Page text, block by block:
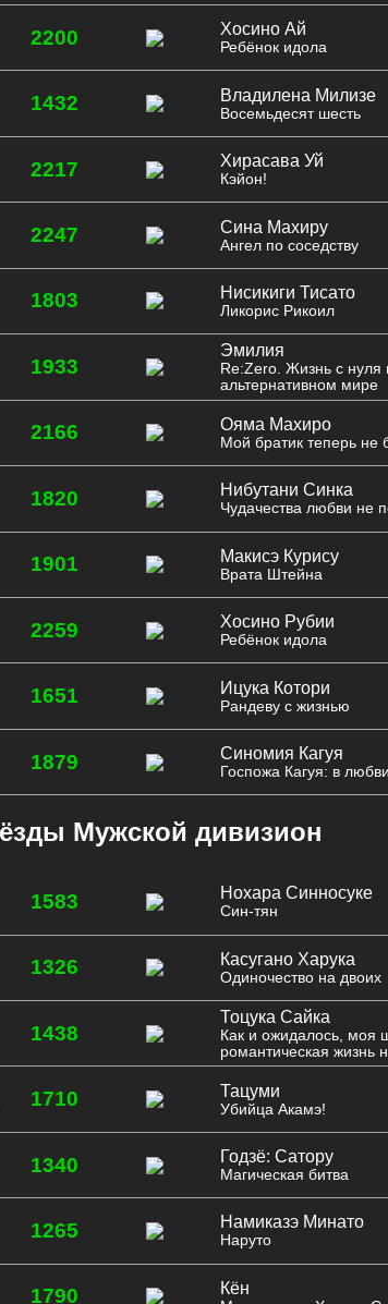
2200 Хосино Ай
Ребёнок идола
1432 Владилена Милизе
Восемьдесят шесть
2217 Хирасава Уй
Кэйон!
2247 Сина Махиру
Ангел по соседству
1803 Нисикиги Тисато
Ликорис Рикоил
1933
Эмилия
Re:Zero. Жизнь с нуля
альтернативном мире
2166 Ояма Махиро
Мой братик теперь не
1820 Нибутани Синка
Чудачества любви не
1901 Макисэ Курису
Врата Штейна
2259 Хосино Рубии
Ребёнок идола
1651 Ицука Котори
Рандеву с жизнью
1879 Синомия Кагуя
Госпожа Кагуя: в
Мужской дивизион
1583 Нохара Синносуке
Син-тян
1326 Касугано Харука
Одиночество на двоих
1438
Тоцука Сайка
Как и ожидалось, моя
романтическая жизнь
1710 Тацуми
Убийца Акамэ!
1340 Годзё: Сатору
Магическая битва
1265 Намиказэ Минато
Наруто
1790 Кён